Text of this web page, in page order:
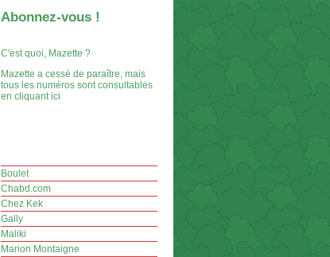
Abonnez-vous !
C'est quoi, Mazette ?
Mazette a cessé de paraître, mais
tous les numéros sont consultables
en cliquant ici
Boulet
Chabd.com
Chez Kek
Gally
Maliki
Marion Montaigne